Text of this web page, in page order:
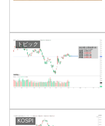
トピック
KOSPI